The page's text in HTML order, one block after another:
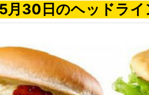
月30日のヘッドライ